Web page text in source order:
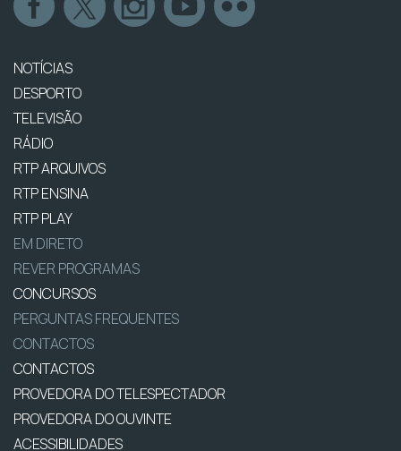
NOTÍCIAS
DESPORTO
TELEVISÃO
RÁDIO
RTP ARQUIVOS
RTP ENSINA
RTP PLAY
EM DIRETO
REVER PROGRAMAS
CONCURSOS
PERGUNTAS FREQUENTES
CONTACTOS
CONTACTOS
PROVEDORA DO TELESPECTADOR
PROVEDORA DO OUVINTE
ACESSIBILIDADES